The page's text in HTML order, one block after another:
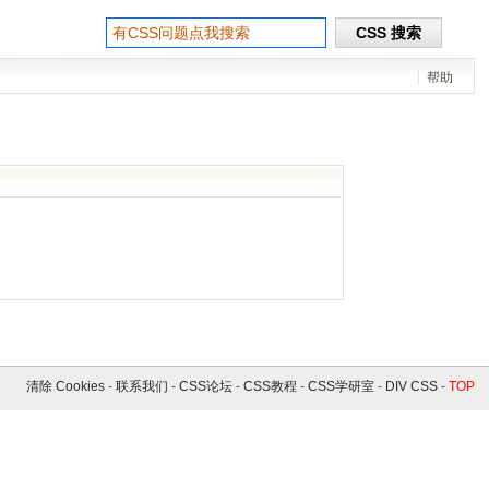
帮助
清除 Cookies- 联系我们 - CSS论坛- CSS教程 - CSS学研室- DIV CSS- TOP